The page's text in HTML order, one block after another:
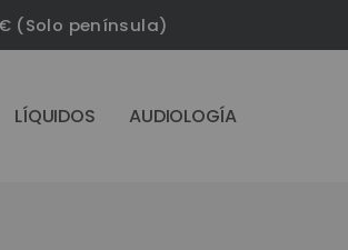
(Solo península)
LÍQUIDOS AUDIOLOGÍA